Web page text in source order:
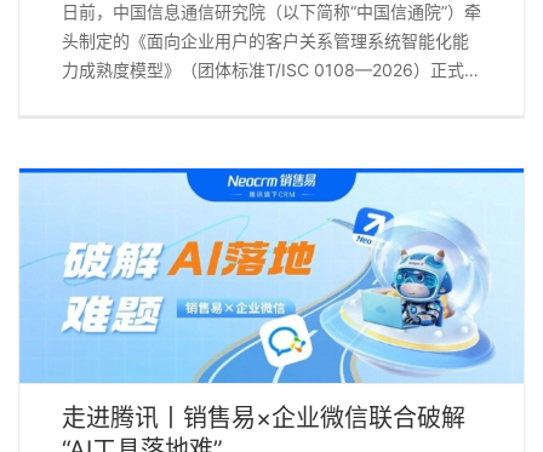
日前，中国信息通信研究院（以下简称“中国信通院”）牵
头制定的《面向企业用户的客户关系管理系统智能化能
力成熟度模型》（团体标准T/ISC 0108—2026）正式发
统一、科学的衡量基准。 随着人工智能技术加速渗透至
企业级软件领域，CRM正经历从“流程管理工具”向“智能
驱动中枢”的深刻跃迁。然而，面对市场上层出不穷的“AI
CRM”概念，企业用户普遍面临一个现实难题： 一是概
念混杂。是“传统CRM + 几个AI功能”还是真正的“AI原生
CRM”，企业用户难以辨别二者在架构、能力、扩展性等
方面的本质差异。 二是能力参差。不同厂商的AI能力覆
标准，横向对比困难。 三是选型困难。企业在采购AI
走进腾讯丨销售易×企业微信联合破解